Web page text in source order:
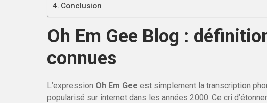
Conclusion
Oh Em Gee Blog :
connues
L’expression Oh Em Gee est simplement la transcription
popularisé sur internet dans les années 2000. Ce cri